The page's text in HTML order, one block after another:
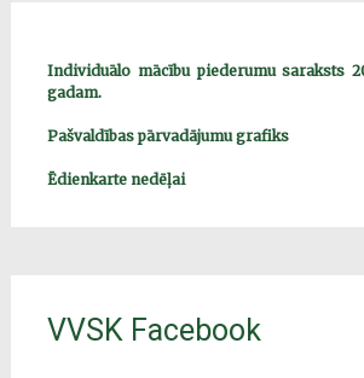
Individuālo mācību piederumu saraksts
gadam.
Pašvaldības pārvadājumu grafiks
Ēdienkarte nedēļai
VVSK Facebook